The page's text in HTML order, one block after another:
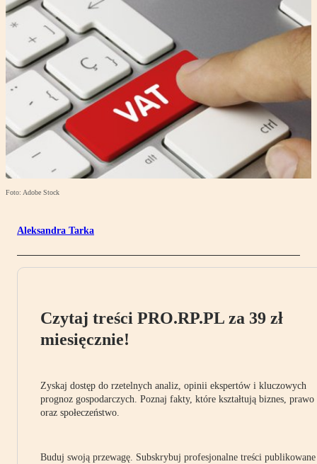
Foto: Adobe Stock
Aleksandra Tarka
Czytaj treści PRO.RP.PL za 39 zł
miesięcznie!
Zyskaj dostęp do rzetelnych analiz, opinii ekspertów i kluczowych
prognoz gospodarczych. Poznaj fakty, które kształtują biznes, prawo
oraz społeczeństwo.
Buduj swoją przewagę. Subskrybuj profesjonalne treści publikowane